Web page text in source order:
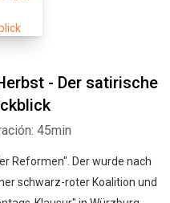
- Der satirische
45min
Reformen". Der wurde nach
schwarz-roter Koalition und